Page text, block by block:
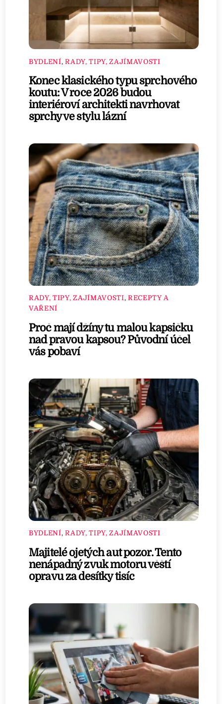
BYDLENÍ,RADY, TIPY, ZAJÍMAVOSTI
Konec klasického typu sprchového
koutu: V roce 2026 budou
interiéroví architekti navrhovat
sprchy ve stylu lázní
RADY, TIPY, ZAJÍMAVOSTI, RECEPTY A
VAŘENÍ
Proč mají džíny tu malou kapsičku
nad pravou kapsou? Původní účel
vás pobaví
BYDLENÍ,RADY, TIPY, ZAJÍMAVOSTI
Majitelé ojetých aut pozor. Tento
nenápadný zvuk motoru věští
opravu za desítky tisíc